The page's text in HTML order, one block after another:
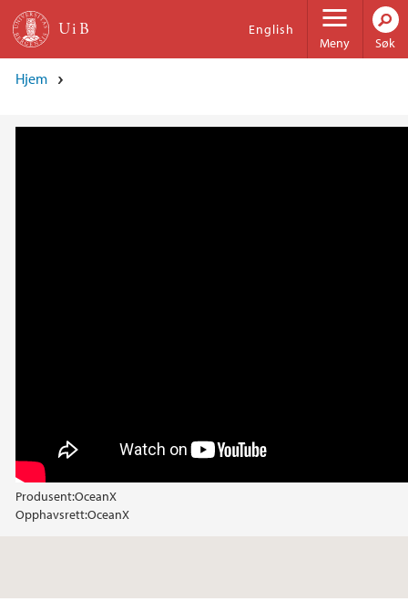
Hopp til hovedinnhold
Meny
English
Søk
Hjem
Produsent:OceanX
Opphavsrett:OceanX